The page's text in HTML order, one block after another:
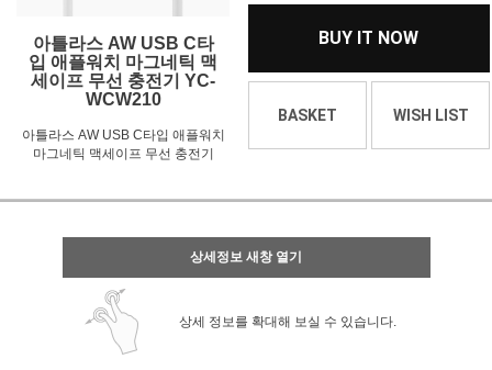
아틀라스 AW USB C타
입 애플워치 마그네틱 맥
세이프 무선 충전기 YC-
WCW210
아틀라스 AW USB C타입 애플워치
마그네틱 맥세이프 무선 충전기
BUY IT NOW
BASKET WISH LIST
상세정보 새창 열기
상세 정보를 확대해 보실 수 있습니다.